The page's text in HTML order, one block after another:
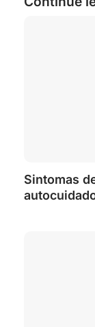
Sintomas